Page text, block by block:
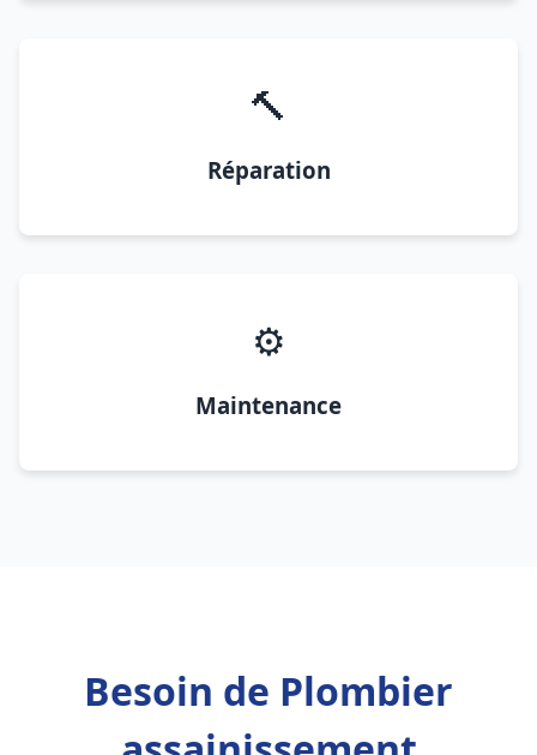
🔨
Réparation
⚙️
Maintenance
Besoin de Plombier